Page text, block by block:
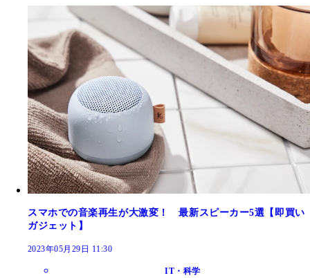
スマホでの音楽再生が大激変！ 最新スピーカー5選【即買い
ガジェット】
2023年05月29日 11:30
IT・科学